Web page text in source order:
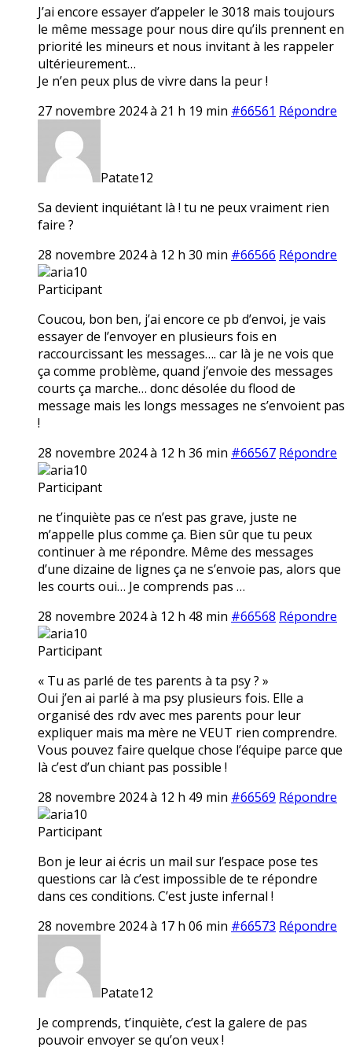
J’ai encore essayer d’appeler le 3018 mais toujours
le même message pour nous dire qu’ils prennent en
priorité les mineurs et nous invitant à les rappeler
ultérieurement…
Je n’en peux plus de vivre dans la peur !
27 novembre 2024 à 21 h 19 min #66561 Répondre
Patate12
Sa devient inquiétant là ! tu ne peux vraiment rien
faire ?
28 novembre 2024 à 12 h 30 min #66566 Répondre
aria10
Participant
Coucou, bon ben, j’ai encore ce pb d’envoi, je vais
essayer de l’envoyer en plusieurs fois en
raccourcissant les messages…. car là je ne vois que
ça comme problème, quand j’envoie des messages
courts ça marche… donc désolée du flood de
message mais les longs messages ne s’envoient pas
!
28 novembre 2024 à 12 h 36 min #66567 Répondre
aria10
Participant
ne t’inquiète pas ce n’est pas grave, juste ne
m’appelle plus comme ça. Bien sûr que tu peux
continuer à me répondre. Même des messages
d’une dizaine de lignes ça ne s’envoie pas, alors que
les courts oui… Je comprends pas …
28 novembre 2024 à 12 h 48 min #66568 Répondre
aria10
Participant
« Tu as parlé de tes parents à ta psy ? »
Oui j’en ai parlé à ma psy plusieurs fois. Elle a
organisé des rdv avec mes parents pour leur
expliquer mais ma mère ne VEUT rien comprendre.
Vous pouvez faire quelque chose l’équipe parce que
là c’est d’un chiant pas possible !
28 novembre 2024 à 12 h 49 min #66569 Répondre
aria10
Participant
Bon je leur ai écris un mail sur l’espace pose tes
questions car là c’est impossible de te répondre
dans ces conditions. C’est juste infernal !
28 novembre 2024 à 17 h 06 min #66573 Répondre
Patate12
Je comprends, t’inquiète, c’est la galere de pas
pouvoir envoyer se qu’on veux !